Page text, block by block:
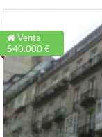
Venta
540.000 €